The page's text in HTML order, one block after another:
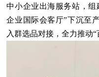
中小企业出海服务站，
企业国际会客厅”下沉至
入群选品对接，全力推动